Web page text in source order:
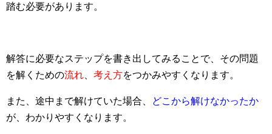
踏む必要があります。
解答に必要なステップを書き出してみることで、その問題
を解くための流れ 考え方をつかみやすくなります。
また、途中まで解けていた場合、
どこから解けなかったか
が、わかりやすくなります。